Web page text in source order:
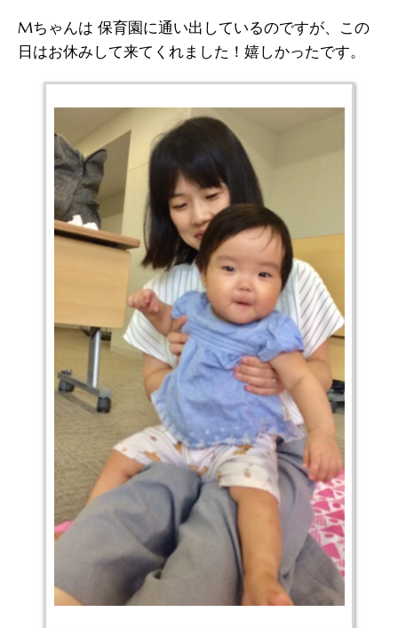
Mちゃんは 保育園に通い出しているのですが、この
日はお休みして来てくれました！嬉しかったです。